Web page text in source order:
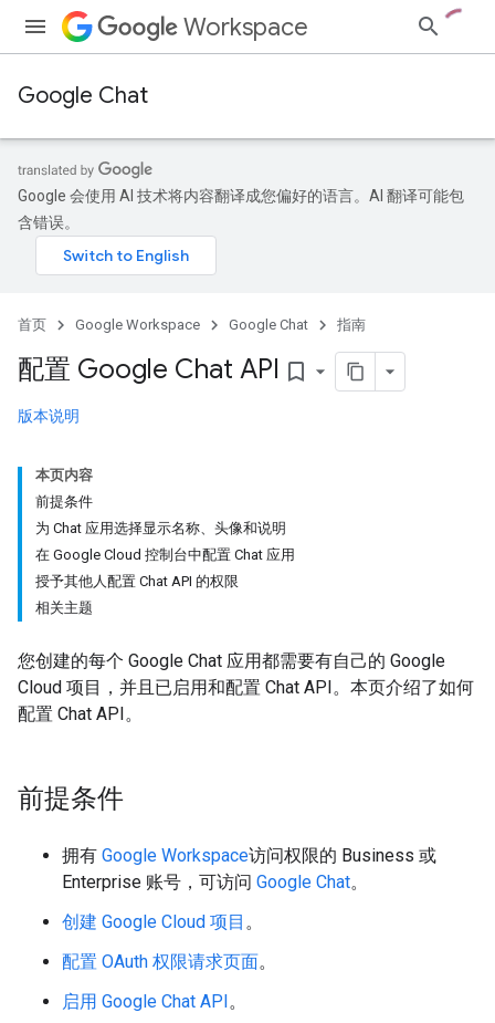
Workspace
Google Chat
Google 会使用 AI 技术将内容翻译成您偏好的语言。AI 翻译可能包
含错误。
首页 Google Workspace Google Chat 指南
配置 Google Chat API bookmark_border
版本说明
本页内容
前提条件
为 Chat 应用选择显示名称、头像和说明
在 Google Cloud 控制台中配置 Chat 应用
授予其他人配置 Chat API 的权限
相关主题
您创建的每个 Google Chat 应用都需要有自己的 Google
Cloud 项目，并且已启用和配置 Chat API。本页介绍了如何
配置 Chat API。
前提条件
拥有 Google Workspace访问权限的 Business 或
Enterprise 账号，可访问 Google Chat。
创建 Google Cloud 项目 。
配置 OAuth 权限请求页面。
启用 Google Chat API。